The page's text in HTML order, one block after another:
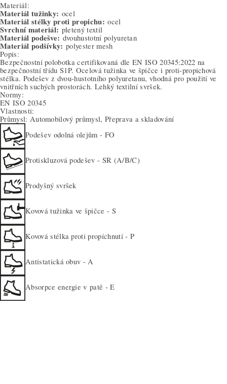
Materiál:
Materiál tužinky: ocel
Materiál stélky proti propichu: ocel
Svrchní materiál: pletený textil
Materiál podešve: dvouhustotní polyuretan
Materiál podšívky: polyester mesh
Popis:
Bezpečnostní polobotka certifikovaná dle EN ISO 20345:2022 na
bezpečnostní třídu S1P. Ocelová tužinka ve špičce i proti-propichová
stélka. Podešev z dvou-hustotního polyuretanu, vhodná pro použití ve
vnitřních suchých prostorách. Lehký textilní svršek.
Normy:
EN ISO 20345
Vlastnosti:
Průmysl: Automobilový průmysl, Přeprava a skladování
Podešev odolná olejům - FO
Protiskluzová podešev - SR (A/B/C)
Prodyšný svršek
Kovová tužinka ve špičce - S
Kovová stélka proti propíchnutí - P
Antistatická obuv - A
Absorpce energie v patě - E